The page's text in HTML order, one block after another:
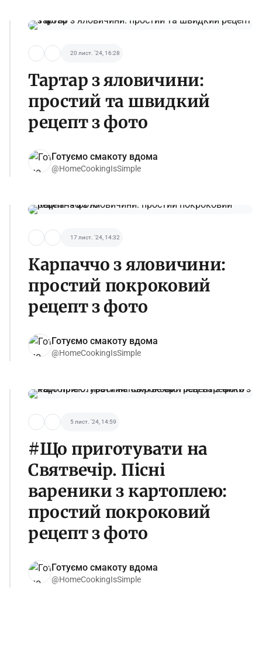
20 лист. '24, 16:28
Тартар з яловичини:
простий та швидкий
рецепт з фото
Готуємо смакоту вдома
@HomeCookingIsSimple
17 лист. '24, 14:32
Карпаччо з яловичини:
простий покроковий
рецепт з фото
Готуємо смакоту вдома
@HomeCookingIsSimple
5 лист. '24, 14:59
#Що приготувати на
Святвечір. Пісні
вареники з картоплею:
простий покроковий
рецепт з фото
Готуємо смакоту вдома
@HomeCookingIsSimple